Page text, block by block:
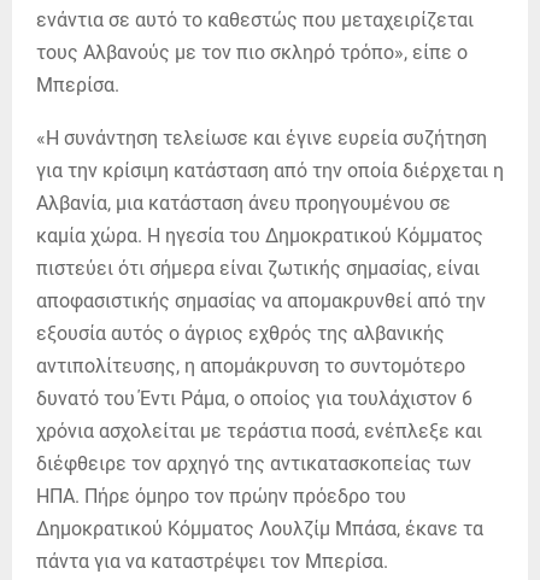
ενάντια σε αυτό το καθεστώς που μεταχειρίζεται
τους Αλβανούς με τον πιο σκληρό τρόπο», είπε ο
Μπερίσα.
«Η συνάντηση τελείωσε και έγινε ευρεία συζήτηση
για την κρίσιμη κατάσταση από την οποία διέρχεται η
Αλβανία, μια κατάσταση άνευ προηγουμένου σε
καμία χώρα. Η ηγεσία του Δημοκρατικού Κόμματος
πιστεύει ότι σήμερα είναι ζωτικής σημασίας, είναι
αποφασιστικής σημασίας να απομακρυνθεί από την
εξουσία αυτός ο άγριος εχθρός της αλβανικής
αντιπολίτευσης, η απομάκρυνση το συντομότερο
δυνατό του Έντι Ράμα, ο οποίος για τουλάχιστον 6
χρόνια ασχολείται με τεράστια ποσά, ενέπλεξε και
διέφθειρε τον αρχηγό της αντικατασκοπείας των
ΗΠΑ. Πήρε όμηρο τον πρώην πρόεδρο του
Δημοκρατικού Κόμματος Λουλζίμ Μπάσα, έκανε τα
πάντα για να καταστρέψει τον Μπερίσα.